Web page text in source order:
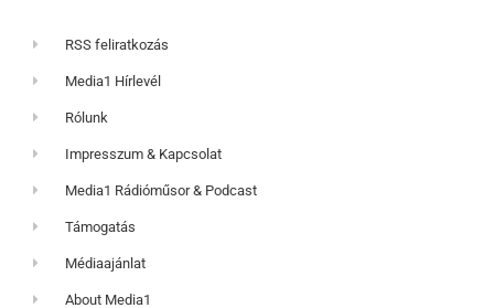
RSS feliratkozás
Media1 Hírlevél
Rólunk
Impresszum & Kapcsolat
Media1 Rádióműsor & Podcast
Támogatás
Médiaajánlat
About Media1